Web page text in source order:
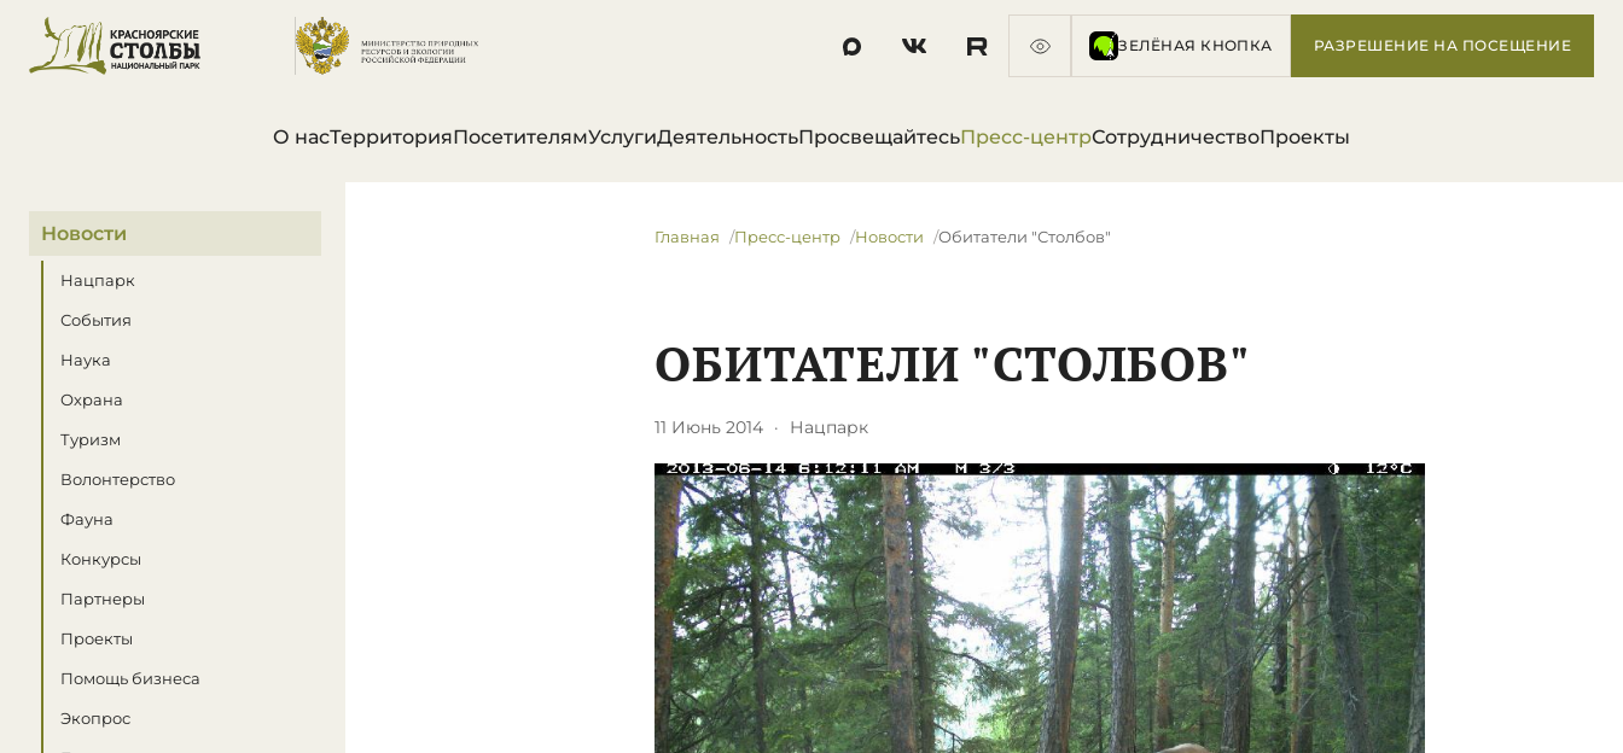
ЗЕЛЁНАЯ КНОПКА РАЗРЕШЕНИЕ НА ПОСЕЩЕНИЕ
О насТерриторияПосетителямУслугиДеятельностьПросвещайтесьПресс-центрСотрудничествоПроекты
В этом разделе
Новости
Нацпарк
События
Наука
Охрана
Туризм
Волонтерство
Фауна
Конкурсы
Партнеры
Проекты
Помощь бизнеса
Экопрос
Главная Пресс-центр Новости Обитатели "Столбов"
ОБИТАТЕЛИ "СТОЛБОВ"
11 Июнь 2014 · Нацпарк